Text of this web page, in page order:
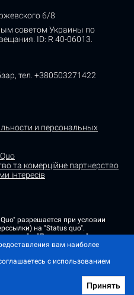
6/8
советом Украины по
ID: R 40-06013.
тел. +380503271422
и персональных
та комерційне партнерство
інтересів
разрешается при условии
на "Status quo".
и "Пресс-релизы"
в рамках некоммерческого
Quo" или не содержащие
иллюстративными либо
вам наиболее
с использованием
Принять